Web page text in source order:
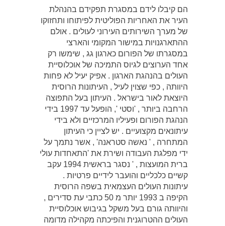
הם קיבלו לידם במסגרת תפקידם בהנהלת
העיר את האחריות הפוליטית לפיתוחו ותחזוקו
של מערך השירותים העירוני לעולים . אולם
ההתארגנויות במישור המקומי והארצי
במסגרתו של הפורום כארגון גג , שימשו רק
אחד הערוצים לגיוס התמיכה של אוכלוסיית
העולים בהנהגת הארגון . אפיק יעיל לא פחות
היוותה , כפי שצוין לעיל , העיתונות הרוסית
היוצאת לאור בישראל . העיתון בעל התפוצה
הרחבה ביותר , 'וסטי ', הופעל עד 1997 בידי
הנהגת הפורום ופעיליו המרכזיים ולא בידי
עיתונאים מקצועיים . יש לציין כי העיתון
המתחרה , ' נאשה סטראנה' , אשר נתמך על
ידי מפלגת העבודה ושירת את 'התאחדות עולי
ברית המועצות , ' נסגר בראשית 1994 עקב
קשיים כלכליים והועבר לידיים פרטיות .
עיתונות העולים העצמאית בשפה הרוסית
הקיפה ב 1993 יותר מ 50 כתבי עת סדירים ,
והיוותה גורם בעל משקל בגיבוש אוכלוסיית
העולים ההטרוגנית והפיכתה מקהילה מדומה